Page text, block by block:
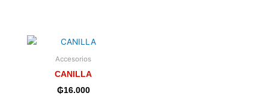
Accesorios
CANILLA
₲16.000